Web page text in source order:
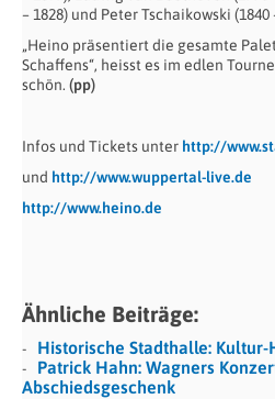
– 1828) und Peter Tschaikowski (1840
„Heino präsentiert die gesamte
Schaffens“, heisst es im edlen
schön. (pp)
Infos und Tickets unter http://
und http://www.wuppertal-live.de
http://www.heino.de
Ähnliche Beiträge:
Historische Stadthalle:
Patrick Hahn: Wagners
Abschiedsgeschenk